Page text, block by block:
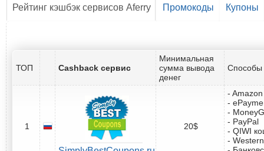
Рейтинг кэшбэк сервисов Aferry Промокоды Купоны
ТОП Cashback сервис
Минимальная
сумма вывода
денег
Способы
1 20$
-
-
-
- PayPal
- QIWI
-